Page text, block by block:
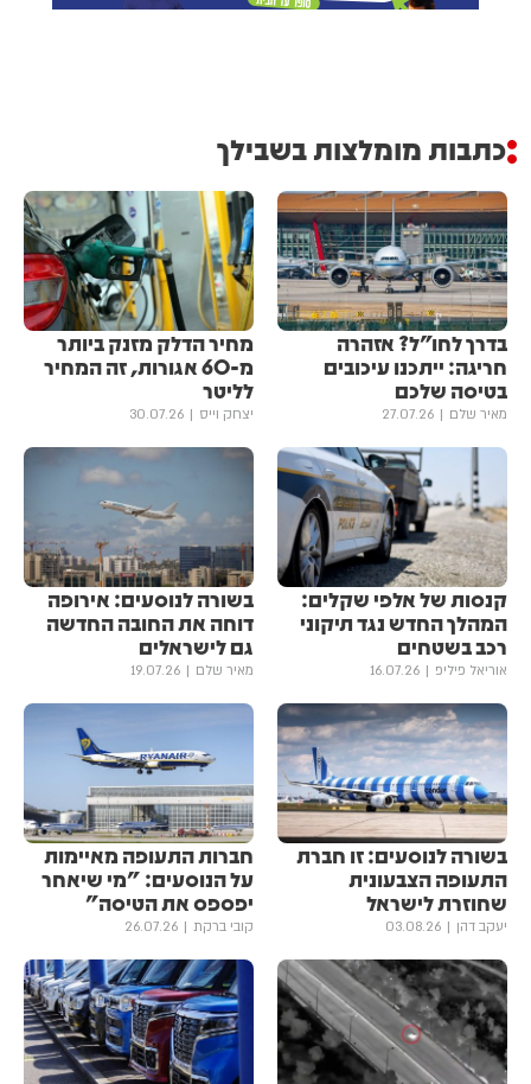
כתבות מומלצות בשבילך
בדרך לחו"ל? אזהרה
חריגה: ייתכנו עיכובים
בטיסה שלכם
מאיר שלם 27.07.26
מחיר הדלק מזנק ביותר
מ-60 אגורות, זה המחיר
לליטר
יצחק וייס 30.07.26
קנסות של אלפי שקלים:
המהלך החדש נגד תיקוני
רכב בשטחים
אוריאל פיליפ 16.07.26
בשורה לנוסעים: אירופה
דוחה את החובה החדשה
גם לישראלים
מאיר שלם 19.07.26
בשורה לנוסעים: זו חברת
התעופה הצבעונית
שחוזרת לישראל
יעקב דהן 03.08.26
חברות התעופה מאיימות
על הנוסעים: "מי שיאחר
יפספס את הטיסה"
קובי ברקת 26.07.26